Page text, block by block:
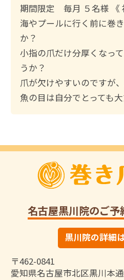
索
:
期間限定 毎月 ５名様 《
海やプールに行く前に巻
か？
小指の爪だけ分厚くなっ
うか？
爪が欠けやすいのですが
魚の目は自分でとっても
名古屋黒川院のご予
黒川院の詳細
〒462-0841
愛知県名古屋市北区黒川本